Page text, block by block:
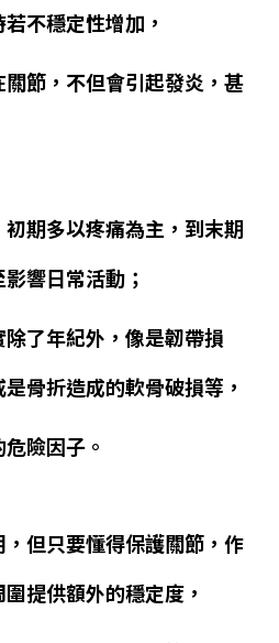
不穩定性增加，
節，不但會引起發炎，甚
期多以疼痛為主，到末期
響日常活動；
了年紀外，像是韌帶損
骨折造成的軟骨破損等，
險因子。
但只要懂得保護關節，作
提供額外的穩定度，